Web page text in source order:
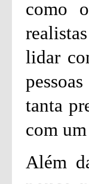
como
lidar
tanta
com
Além